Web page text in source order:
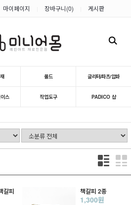
마이페이지 장바구니(0) 게시판
몰드 글리터/파츠/압화
스 작업도구 PADICO 샵
갈피 책갈피 2종
1,300원